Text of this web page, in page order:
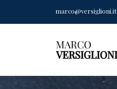
marco@versiglioni.it